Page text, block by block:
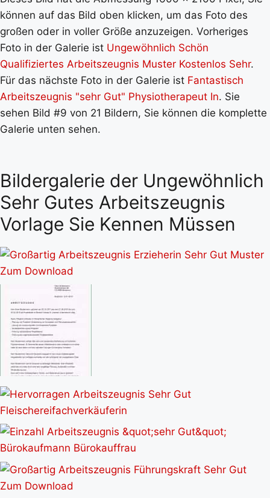
können auf das Bild oben klicken, um das Foto des
großen oder in voller Größe anzuzeigen. Vorheriges
Foto in der Galerie ist Ungewöhnlich Schön
Qualifiziertes Arbeitszeugnis Muster Kostenlos Sehr.
Für das nächste Foto in der Galerie ist Fantastisch
Arbeitszeugnis "sehr Gut" Physiotherapeut In. Sie
sehen Bild #9 von 21 Bildern, Sie können die komplette
Galerie unten sehen.
Bildergalerie der Ungewöhnlich
Sehr Gutes Arbeitszeugnis
Vorlage Sie Kennen Müssen